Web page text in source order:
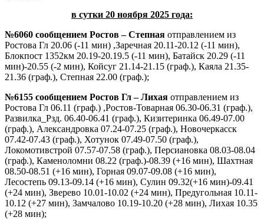
в сутки 20 ноября 2025 года:
№6060 сообщением Ростов – Степная отправлением из
Ростова Гл 20.06 (-11 мин) ,Заречная 20.11-20.12 (-11 мин),
Блокпост 1352км 20.19-20.19.5 (-11 мин), Батайск 20.29 (-11
мин)-20.55 (-2 мин), Койсуг 21.14-21.15 (граф.), Каяла 21.35-
21.36 (граф.), Степная 22.00 (граф.);
№6155 сообщением Ростов Гл – Лихая отправлением из
Ростова Гл 06.11 (граф.) ,Ростов-Товарная 06.30-06.31 (граф.),
Развилка_Рзд. 06.40-06.41 (граф.), Кизитеринка 06.49-07.00
(граф.), Александровка 07.24-07.25 (граф.), Новочеркасск
07.42-07.43 (граф.), Хотунок 07.49-07.50 (граф.),
Локомотивстрой 07.57-07.58 (граф.), Персиановка 08.03-08.04
(граф.), Каменоломни 08.22 (граф.)-08.39 (+16 мин), Шахтная
08.50-08.51 (+16 мин), Горная 09.07-09.08 (+16 мин),
Лесостепь 09.13-09.14 (+16 мин), Сулин 09.32(+16 мин)-09.41
(+24 мин), Зверево 10.01-10.02 (+24 мин), Предугольная 10.11-
10.12 (+27 мин), Замчалово 10.19-10.20 (+28 мин), Лихая 10.35
(+28 мин);